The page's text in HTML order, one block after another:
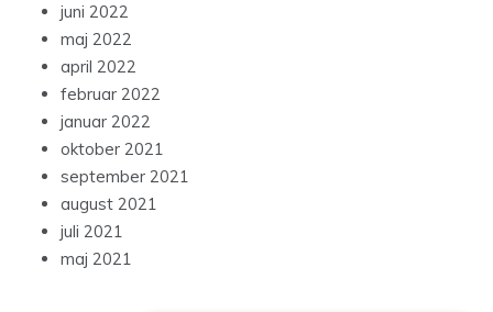
juni 2022
maj 2022
april 2022
februar 2022
januar 2022
oktober 2021
september 2021
august 2021
juli 2021
maj 2021